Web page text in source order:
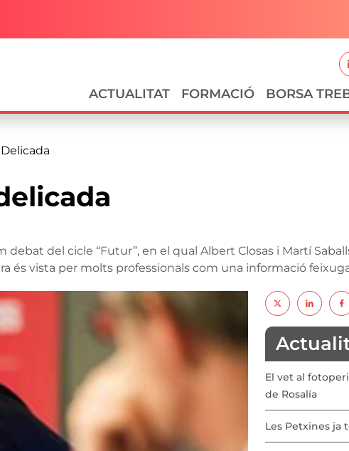
Navegació principal
ACTUALITAT FORMACIÓ BORSA
del cicle “Futur”, en el qual Albert Closas i Martí
és vista per molts professionals com una informació
El vet al
de Rosalía
Les Petxines ja